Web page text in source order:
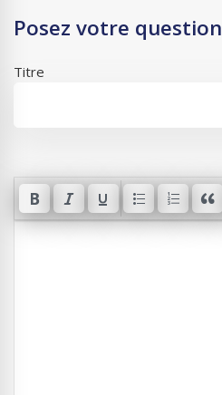
Posez votre question
Titre